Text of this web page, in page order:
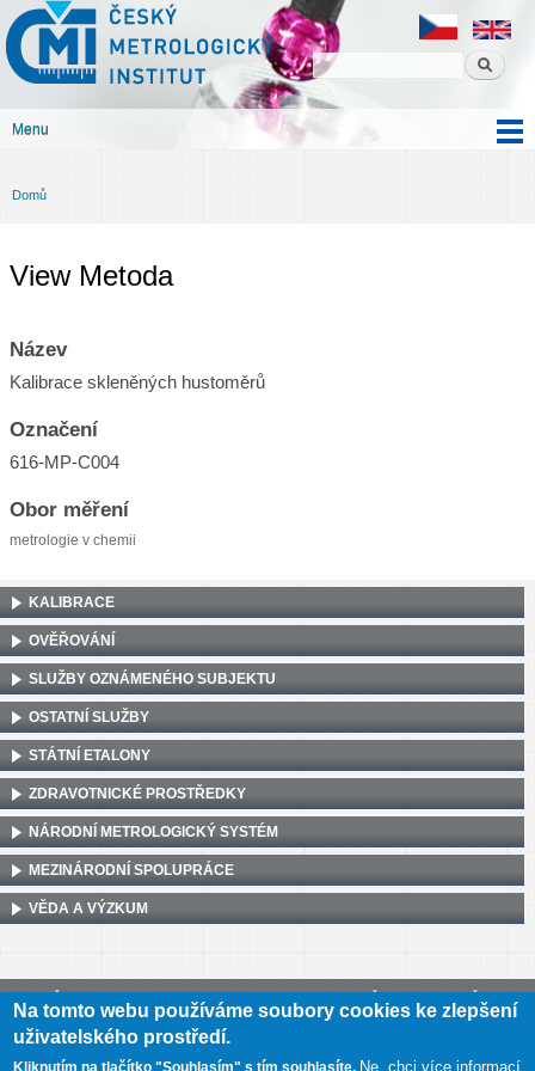
obsahu
Český
metrologický
institut
Menu
Jste zde
Domů
View Metoda
Název
Kalibrace skleněných hustoměrů
Označení
616-MP-C004
Obor měření
metrologie v chemii
KALIBRACE
OVĚŘOVÁNÍ
SLUŽBY OZNÁMENÉHO SUBJEKTU
OSTATNÍ SLUŽBY
STÁTNÍ ETALONY
ZDRAVOTNICKÉ PROSTŘEDKY
NÁRODNÍ METROLOGICKÝ SYSTÉM
MEZINÁRODNÍ SPOLUPRÁCE
VĚDA A VÝZKUM
CZ00177016
Mapa webu Prohlášení o přístupnosti
Na tomto webu používáme soubory cookies ke zlepšení
uživatelského prostředí.
Kliknutím na tlačítko "Souhlasím" s tím souhlasíte. Ne, chci více informací